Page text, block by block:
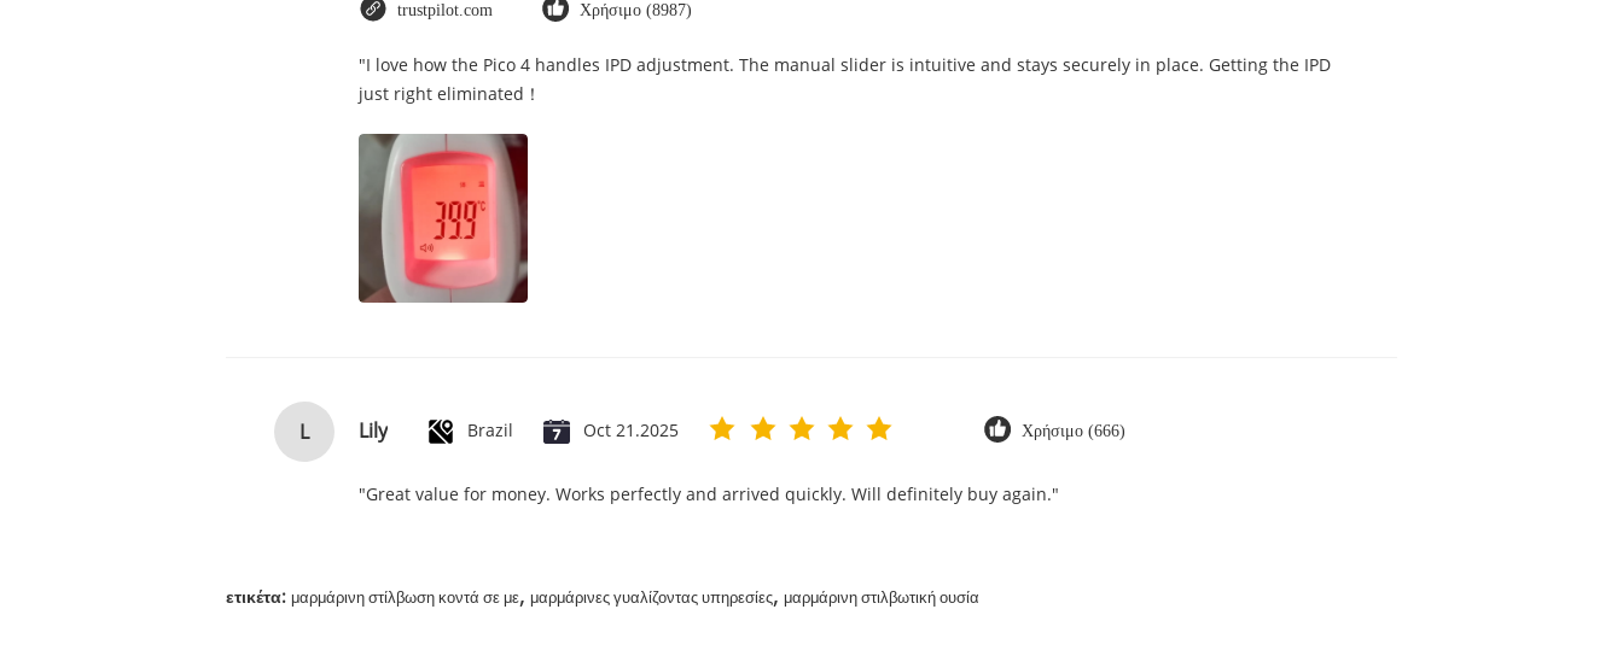
trustpilot.com Χρήσιμο (8987)
"I love how the Pico 4 handles IPD adjustment. The manual slider is intuitive and stays securely in place. Getting the IPD
just right eliminated！
L Lily Brazil Oct 21.2025 Χρήσιμο (666)
"Great value for money. Works perfectly and arrived quickly. Will definitely buy again."
ετικέτα: μαρμάρινη στίλβωση κοντά σε με, μαρμάρινες γυαλίζοντας υπηρεσίες, μαρμάρινη στιλβωτική ουσία